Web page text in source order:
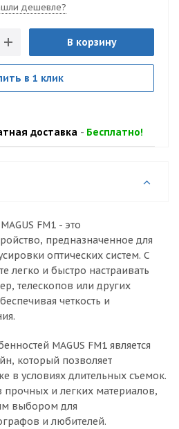
дешевле?
В корзину
в 1 клик
доставка - Бесплатно!
FM1 - это
предназначенное для
оптических систем. С
и быстро настраивать
телескопов или других
четкость и
MAGUS FM1 является
который позволяет
в условиях длительных съемок.
прочных и легких материалов,
выбором для
и любителей.